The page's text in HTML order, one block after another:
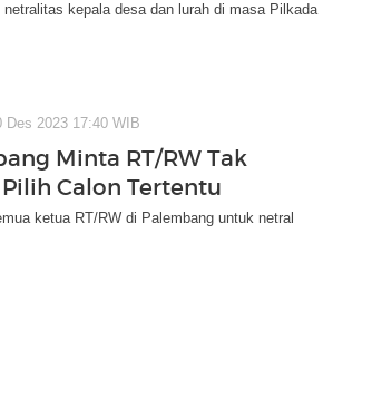
kepala desa dan lurah di masa Pilkada
Des 2023 17:40 WIB
Minta RT/RW Tak
Calon Tertentu
ketua RT/RW di Palembang untuk netral